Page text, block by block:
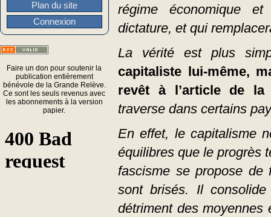
régime économique
dictature, et qui
La vérité est plus
capitaliste lui-même,
revêt à l’article de la
traverse dans certains
En effet, le capitalisme
équilibres que le progrès
fascisme se propose
sont brisés. Il
détriment des
Plan du site
Connexion
Faire un don pour soutenir la
publication entièrement
bénévole de la Grande Relève.
Ce sont les seuls revenus avec
les abonnements à la version
papier.